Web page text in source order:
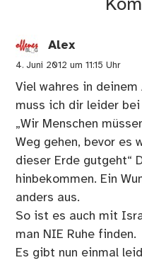
Alex
4. Juni 2012 um 11:15 Uhr
Viel wahres in
muss ich dir leider
„Wir Menschen
Weg gehen, bevor es
dieser Erde gutgeht“
hinbekommen. Ein
anders aus.
So ist es auch mit
man NIE Ruhe finden.
Es gibt nun einmal